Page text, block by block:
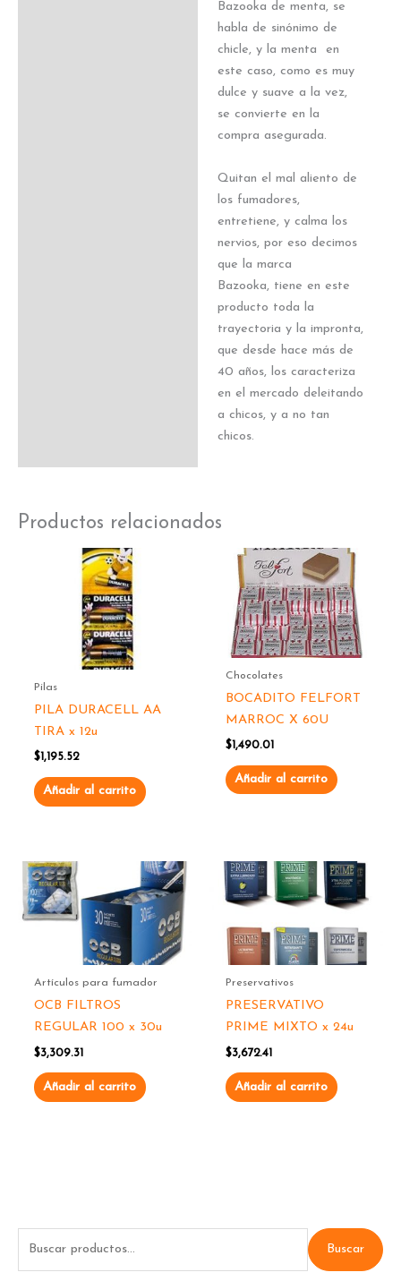
Bazooka de menta, se
habla de sinónimo de
chicle, y la menta en
este caso, como es muy
dulce y suave a la vez,
se convierte en la
compra asegurada.
Quitan el mal aliento de
los fumadores,
entretiene, y calma los
nervios, por eso decimos
que la marca
Bazooka, tiene en este
producto toda la
trayectoria y la impronta,
que desde hace más de
40 años, los caracteriza
en el mercado deleitando
a chicos, y a no tan
chicos.
Productos relacionados
Pilas
PILA DURACELL AA
TIRA x 12u
$1,195.52
Añadir al carrito
Chocolates
BOCADITO FELFORT
MARROC X 60U
$1,490.01
Añadir al carrito
Artículos para fumador
OCB FILTROS
REGULAR 100 x 30u
$3,309.31
Añadir al carrito
Preservativos
PRESERVATIVO
PRIME MIXTO x 24u
$3,672.41
Añadir al carrito
Buscar